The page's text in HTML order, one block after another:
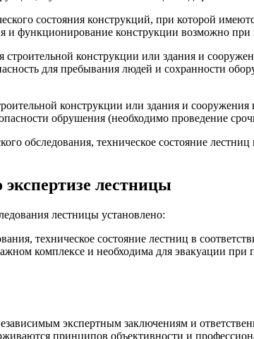
состояния конструкций, при которой
и функционирование конструкции возможно
строительной конструкции или здания и
для пребывания людей и сохранности
конструкции или здания и
обрушения (необходимо проведение
обследования, техническое состояние
экспертизе лестницы
лестницы установлено:
техническое состояние лестниц в
комплексе и необходима для эвакуации
экспертным заключениям и
принципов объективности и